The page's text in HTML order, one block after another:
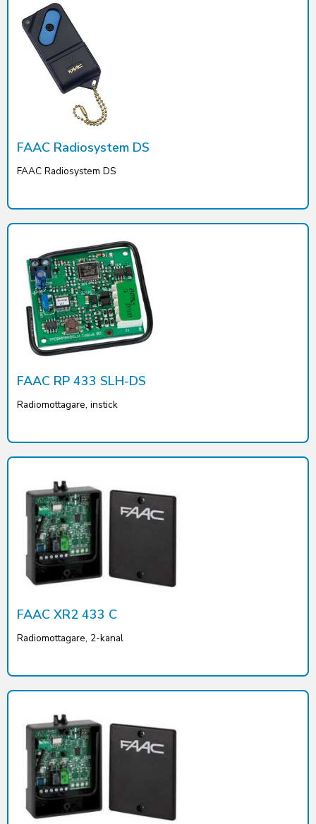
FAAC Radiosystem DS
FAAC Radiosystem DS
FAAC RP 433 SLH-DS
Radiomottagare, instick
FAAC XR2 433 C
Radiomottagare, 2-kanal